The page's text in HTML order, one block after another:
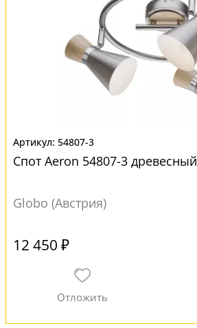
54807-3
Спот Aeron 54807-3 древесный
Globo (Австрия)
12 450 ₽